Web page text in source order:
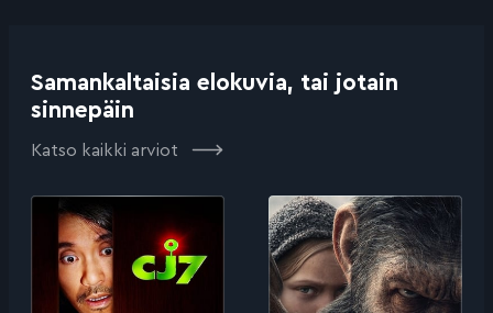
Samankaltaisia elokuvia, tai jotain
sinnepäin
Katso kaikki arviot